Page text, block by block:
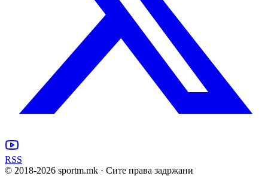
RSS
© 2018-2026 sportm.mk · Сите права задржани